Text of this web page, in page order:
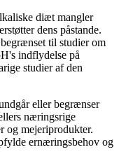
diæt mangler
dens påstande.
til studier om
indflydelse på
studier af den
eller begrænser
næringsrige
og mejeriprodukter.
ernæringsbehov og